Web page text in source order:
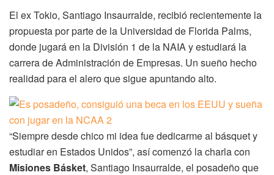
El ex Tokio, Santiago Insaurralde, recibió recientemente la
propuesta por parte de la Universidad de Florida Palms,
donde jugará en la División 1 de la NAIA y estudiará la
carrera de Administración de Empresas. Un sueño hecho
realidad para el alero que sigue apuntando alto.
“Siempre desde chico mi idea fue dedicarme al básquet y
estudiar en Estados Unidos”, así comenzó la charla con
Misiones Básket, Santiago Insaurralde, el posadeño que